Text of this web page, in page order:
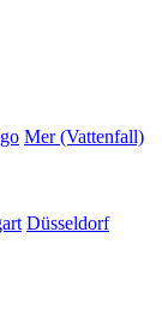
Mer (Vattenfall)
Düsseldorf